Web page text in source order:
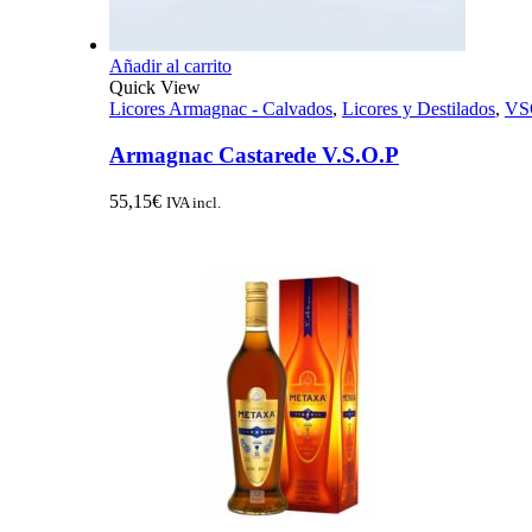
Añadir al carrito
Quick View
Licores Armagnac - Calvados, Licores y Destilados,
Armagnac Castarede V.S.O.P
55,15€ IVA incl.